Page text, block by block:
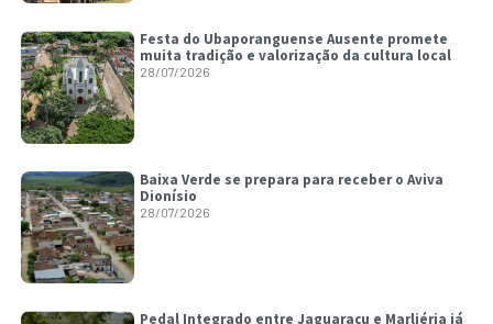
Festa do Ubaporanguense Ausente promete
muita tradição e valorização da cultura local
28/07/2026
Baixa Verde se prepara para receber o Aviva
Dionísio
28/07/2026
Pedal Integrado entre Jaguaraçu e Marliéria já